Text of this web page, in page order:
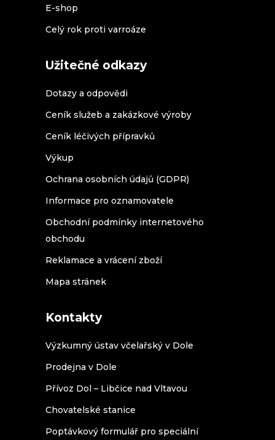
E-shop
Celý rok proti varroáze
Užitečné odkazy
Dotazy a odpovědi
Ceník služeb a zakázkové výroby
Ceník léčivých přípravků
Výkup
Ochrana osobních údajů (GDPR)
Informace pro oznamovatele
Obchodní podmínky internetového
obchodu
Reklamace a vrácení zboží
Mapa stránek
Kontakty
Výzkumný ústav včelařský v Dole
Prodejna v Dole
Přívoz Dol – Libčice nad Vltavou
Chovatelské stanice
Poptávkový formulář pro speciální